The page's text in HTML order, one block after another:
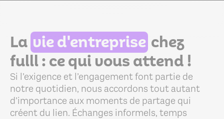
La vie d'entreprise chez
fulll : ce qui vous attend !
Si l’exigence et l’engagement font partie de
notre quotidien, nous accordons tout autant
d’importance aux moments de partage qui
créent du lien. Échanges informels, temps